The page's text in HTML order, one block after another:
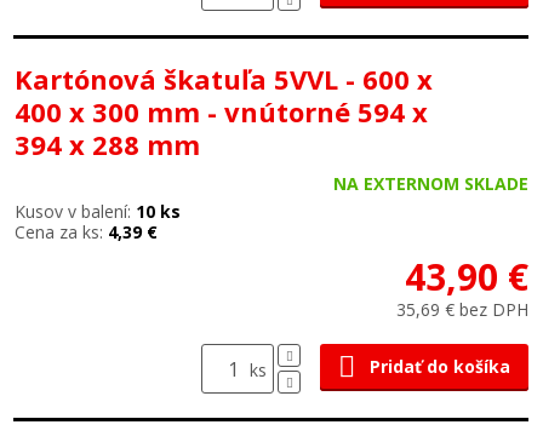
Kartónová škatuľa 5VVL - 600 x
400 x 300 mm - vnútorné 594 x
394 x 288 mm
NA EXTERNOM SKLADE
Kusov v balení: 10 ks
Cena za ks: 4,39 €
43,90 €
35,69 € bez DPH
ks Pridať do košíka